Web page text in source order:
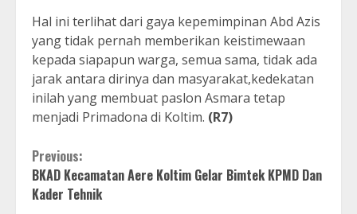
Hal ini terlihat dari gaya kepemimpinan Abd Azis
yang tidak pernah memberikan keistimewaan
kepada siapapun warga, semua sama, tidak ada
jarak antara dirinya dan masyarakat,kedekatan
inilah yang membuat paslon Asmara tetap
menjadi Primadona di Koltim. (R7)
Continue
Reading
Previous:
BKAD Kecamatan Aere Koltim Gelar Bimtek KPMD Dan
Kader Tehnik